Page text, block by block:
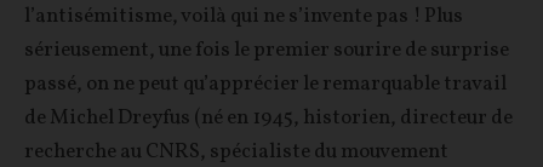
l’antisémitisme, voilà qui ne s’invente pas ! Plus
sérieusement, une fois le premier sourire de surprise
passé, on ne peut qu’apprécier le remarquable travail
de Michel Dreyfus (né en 1945, historien, directeur de
recherche au CNRS, spécialiste du mouvement